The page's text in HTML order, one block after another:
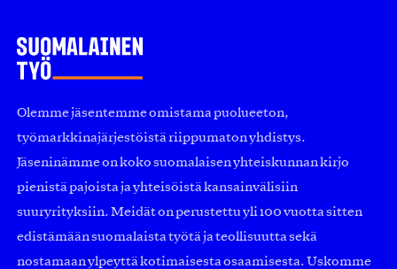
Olemme jäsentemme omistama puolueeton,
työmarkkinajärjestöistä riippumaton yhdistys.
Jäseninämme on koko suomalaisen yhteiskunnan kirjo
pienistä pajoista ja yhteisöistä kansainvälisiin
suuryrityksiin. Meidät on perustettu yli 100 vuotta sitten
edistämään suomalaista työtä ja teollisuutta sekä
nostamaan ylpeyttä kotimaisesta osaamisesta. Uskomme